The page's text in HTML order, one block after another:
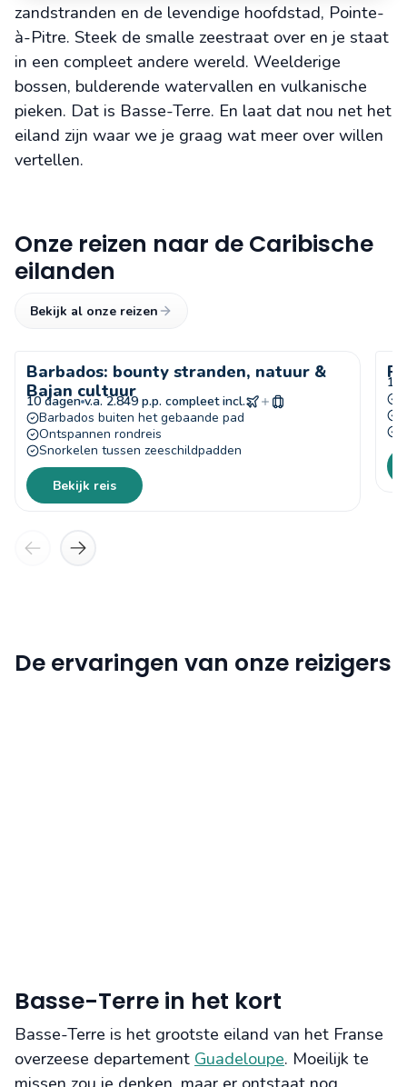
zandstranden en de levendige hoofdstad, Pointe-
à-Pitre. Steek de smalle zeestraat over en je staat
in een compleet andere wereld. Weelderige
bossen, bulderende watervallen en vulkanische
pieken. Dat is Basse-Terre. En laat dat nou net het
eiland zijn waar we je graag wat meer over willen
vertellen.
Onze reizen naar de Caribische
eilanden
Bekijk al onze reizen
Barbados: bounty stranden, natuur &
Bajan cultuur
10 dagen v.a. 2.849 p.p. compleet incl.
Barbados buiten het gebaande pad
Ontspannen rondreis
Snorkelen tussen zeeschildpadden
Bekijk reis
16
De ervaringen van onze reizigers
Basse-Terre in het kort
Basse-Terre is het grootste eiland van het Franse
overzeese departement Guadeloupe. Moeilijk te